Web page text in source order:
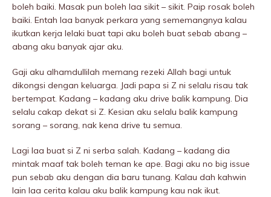
boleh baiki. Masak pun boleh laa sikit – sikit. Paip rosak boleh
baiki. Entah laa banyak perkara yang sememangnya kalau
ikutkan kerja lelaki buat tapi aku boleh buat sebab abang –
abang aku banyak ajar aku.
Gaji aku alhamdullilah memang rezeki Allah bagi untuk
dikongsi dengan keluarga. Jadi papa si Z ni selalu risau tak
bertempat. Kadang – kadang aku drive balik kampung. Dia
selalu cakap dekat si Z. Kesian aku selalu balik kampung
sorang – sorang, nak kena drive tu semua.
Lagi laa buat si Z ni serba salah. Kadang – kadang dia
mintak maaf tak boleh teman ke ape. Bagi aku no big issue
pun sebab aku dengan dia baru tunang. Kalau dah kahwin
lain laa cerita kalau aku balik kampung kau nak ikut.